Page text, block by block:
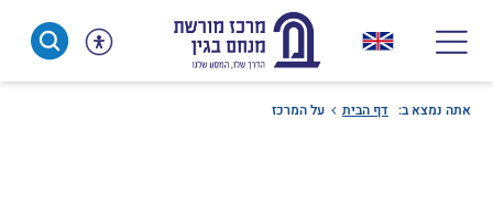
content
אתה נמצא ב: דף הבית על המרכז